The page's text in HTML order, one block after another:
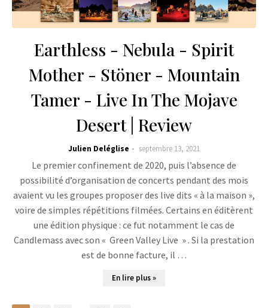
Earthless - Nebula - Spirit
Mother - Stöner - Mountain
Tamer - Live In The Mojave
Desert | Review
Julien Deléglise septembre 13, 2021
Le premier confinement de 2020, puis l’absence de
possibilité d’organisation de concerts pendant des mois
avaient vu les groupes proposer des live dits « à la maison »,
voire de simples répétitions filmées. Certains en éditèrent
une édition physique : ce fut notamment le cas de
Candlemass avec son « Green Valley Live » . Si la prestation
est de bonne facture, il …
En lire plus »